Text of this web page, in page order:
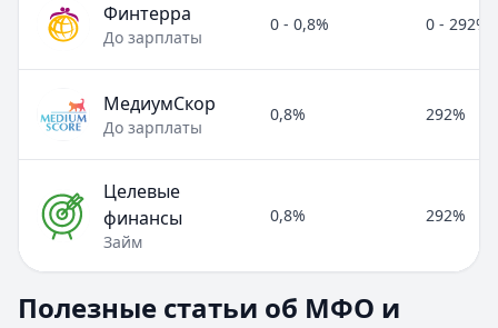
Финтерра
До зарплаты
0 - 0,8% 0 - 292%
МедиумСкор
До зарплаты
0,8% 292%
Целевые
финансы
Займ
0,8% 292%
Раздел:МФО и микрозаймы. Всего статей: 8.
Полезные статьи об МФО и